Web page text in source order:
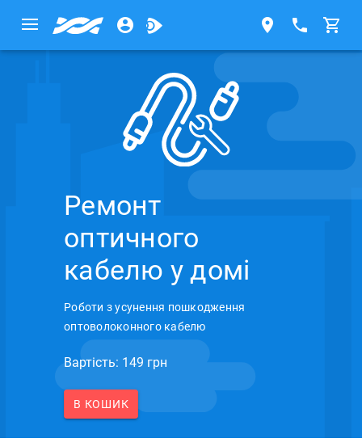
Ремонт
оптичного
кабелю у домі
Роботи з усунення пошкодження
оптоволоконного кабелю
В КОШИК
Вартість: 149 грн